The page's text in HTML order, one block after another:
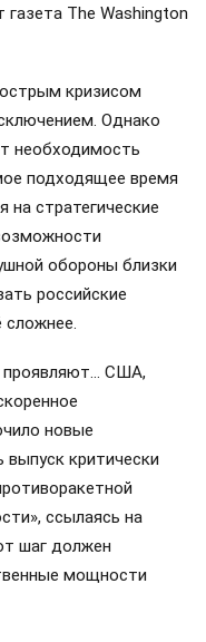
The Washington
кризисом
Однако
необходимость
подходящее время
на стратегические
обороны близки
российские
сложнее.
проявляют… США,
новые
выпуск критически
ссылаясь на
шаг должен
мощности